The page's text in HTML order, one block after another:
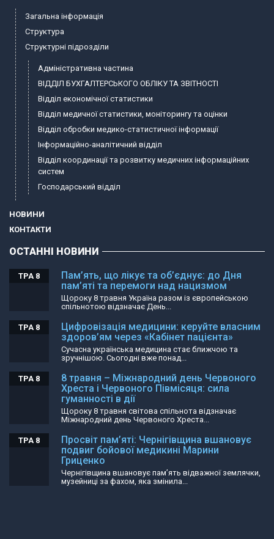
Загальна інформація
Структура
Структурні підрозділи
Адміністративна частина
ВІДДІЛ БУХГАЛТЕРСЬКОГО ОБЛІКУ ТА ЗВІТНОСТІ
Відділ економічної статистики
Відділ медичної статистики, моніторингу та оцінки
Відділ обробки медико-статистичної інформації
Інформаційно-аналітичний відділ
Відділ координації та розвитку медичних інформаційних
систем
Господарський відділ
НОВИНИ
КОНТАКТИ
ОСТАННІ НОВИНИ
Пам’ять, що лікує та об’єднує: до Дня
пам’яті та перемоги над нацизмом
ТРА 8
Щороку 8 травня Україна разом із європейською
спільнотою відзначає День...
Цифровізація медицини: керуйте власним
здоров’ям через «Кабінет пацієнта»
ТРА 8
Сучасна українська медицина стає ближчою та
зручнішою. Сьогодні вже понад...
8 травня – Міжнародний день Червоного
Хреста і Червоного Півмісяця: сила
гуманності в дії
ТРА 8
Щороку 8 травня світова спільнота відзначає
Міжнародний день Червоного Хреста...
Просвіт пам’яті: Чернігівщина вшановує
подвиг бойової медикині Марини
Гриценко
ТРА 8
Чернігівщина вшановує пам’ять відважної землячки,
музейниці за фахом, яка змінила...